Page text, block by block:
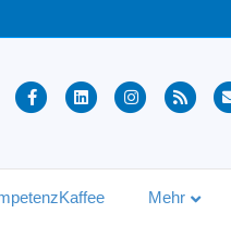
FacebookLinkedin InstagramRss
Mehr